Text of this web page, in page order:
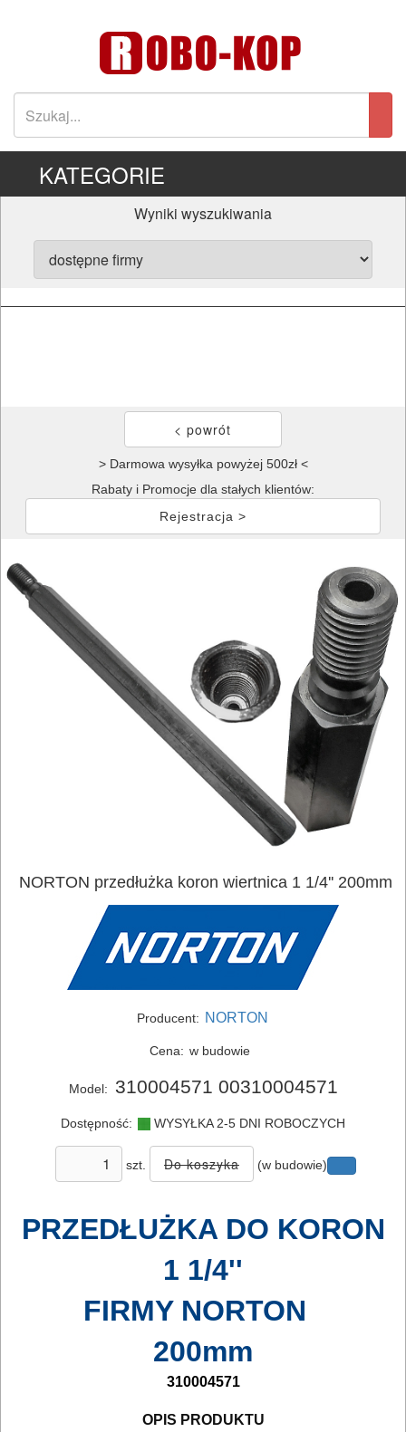
ELEKTRONARZĘDZIA
SIECIOWE
ELEKTRONARZĘDZIA
AKCESORIA
ELEKTRONARZĘDZI
TRANSPORTOWANIE
POMIAROWE
NARZĘDZIA
KATEGORIE
Wyniki wyszukiwania
> Darmowa wysyłka powyżej 500zł <
Rabaty i Promocje dla stałych klientów:
Rejestracja >
NORTON przedłużka koron wiertnica 1 1/4'' 200mm
Producent: NORTON
Cena: w budowie
Model: 310004571 00310004571
Dostępność: WYSYŁKA 2-5 DNI ROBOCZYCH
szt. (w budowie)
PRZEDŁUŻKA DO KORON
1 1/4''
FIRMY NORTON
200mm
310004571
OPIS PRODUKTU